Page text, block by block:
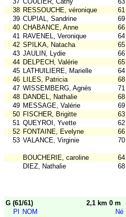
38 RESSOUCHE, véronique 61
39 CUPIAL, Sandrine 69
40 CHABANCE, Anne 66
41 RAVENEL, Veronique 64
42 SPILKA, Natacha 65
43 JAULIN, Lydie 66
44 DELPECH, Valérie 65
45 LATHUILIERE, Marielle 64
46 LILES, Patricia 68
47 WISSEMBERG, Agnès 71
48 DANDEL, Nathalie 68
49 MESSAGE, Valérie 69
50 FISCHER, Brigitte 63
51 QUEYROI, Yvette 62
52 FONTAINE, Evelyne 66
53 VALANCE, Virginie 70
BOUCHERIE, caroline 64
DIEZ, Nathalie
68
G (61/61) 2,1 km 0 m
Pl
NOM Né